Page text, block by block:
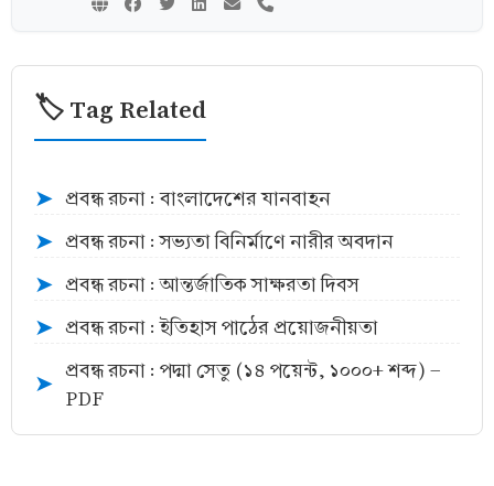
🏷️ Tag Related
➤ প্রবন্ধ রচনা : বাংলাদেশের যানবাহন
➤ প্রবন্ধ রচনা : সভ্যতা বিনির্মাণে নারীর অবদান
➤ প্রবন্ধ রচনা : আন্তর্জাতিক সাক্ষরতা দিবস
➤ প্রবন্ধ রচনা : ইতিহাস পাঠের প্রয়োজনীয়তা
➤
প্রবন্ধ রচনা : পদ্মা সেতু (১৪ পয়েন্ট, ১০০০+ শব্দ) -
PDF